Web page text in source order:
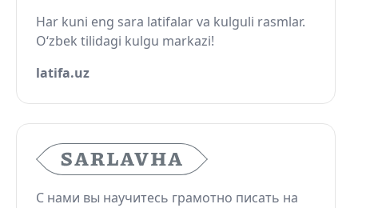
Har kuni eng sara latifalar va kulguli rasmlar.
O‘zbek tilidagi kulgu markazi!
latifa.uz
С нами вы научитесь грамотно писать на